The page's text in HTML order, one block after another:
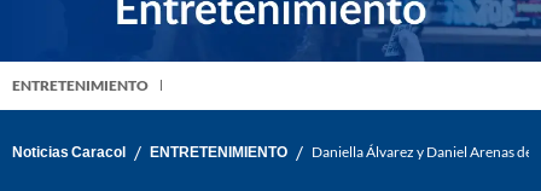
ENTRETENIMIENTO
Noticias Caracol / ENTRETENIMIENTO / Daniella Álvarez y Daniel Arenas